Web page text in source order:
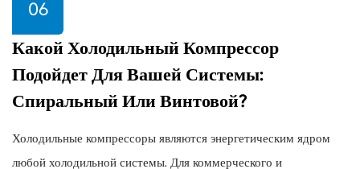
06
Какой Холодильный Компрессор
Подойдет Для Вашей Системы:
Спиральный Или Винтовой?
Холодильные компрессоры являются энергетическим ядром
любой холодильной системы. Для коммерческого и